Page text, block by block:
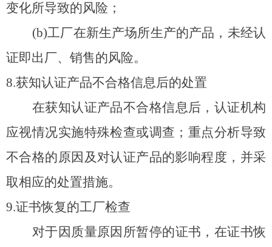
变化所导致的风险；
(b)工厂在新生产场所生产的产品，未经认
证即出厂、销售的风险。
8.获知认证产品不合格信息后的处置
在获知认证产品不合格信息后，认证机构
应视情况实施特殊检查或调查；重点分析导致
不合格的原因及对认证产品的影响程度，并采
取相应的处置措施。
9.证书恢复的工厂检查
对于因质量原因所暂停的证书，在证书恢